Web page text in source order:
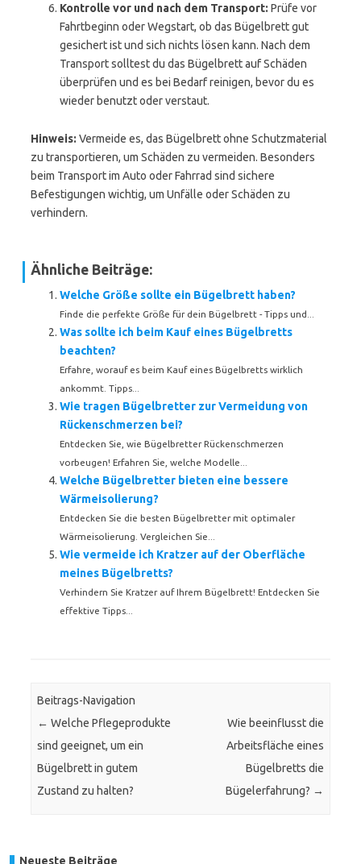
Kontrolle vor und nach dem Transport: Prüfe vor
Fahrtbeginn oder Wegstart, ob das Bügelbrett gut
gesichert ist und sich nichts lösen kann. Nach dem
Transport solltest du das Bügelbrett auf Schäden
überprüfen und es bei Bedarf reinigen, bevor du es
wieder benutzt oder verstaut.
Hinweis: Vermeide es, das Bügelbrett ohne Schutzmaterial
zu transportieren, um Schäden zu vermeiden. Besonders
beim Transport im Auto oder Fahrrad sind sichere
Befestigungen wichtig, um Unfälle oder Schäden zu
verhindern.
Ähnliche Beiträge:
Welche Größe sollte ein Bügelbrett haben?
Finde die perfekte Größe für dein Bügelbrett - Tipps und...
Was sollte ich beim Kauf eines Bügelbretts
beachten?
Erfahre, worauf es beim Kauf eines Bügelbretts wirklich
ankommt. Tipps...
Wie tragen Bügelbretter zur Vermeidung von
Rückenschmerzen bei?
Entdecken Sie, wie Bügelbretter Rückenschmerzen
vorbeugen! Erfahren Sie, welche Modelle...
Welche Bügelbretter bieten eine bessere
Wärmeisolierung?
Entdecken Sie die besten Bügelbretter mit optimaler
Wärmeisolierung. Vergleichen Sie...
Wie vermeide ich Kratzer auf der Oberfläche
meines Bügelbretts?
Verhindern Sie Kratzer auf Ihrem Bügelbrett! Entdecken Sie
effektive Tipps...
Beitrags-Navigation
← Welche Pflegeprodukte
sind geeignet, um ein
Bügelbrett in gutem
Zustand zu halten?
Wie beeinflusst die
Arbeitsfläche eines
Bügelbretts die
Bügelerfahrung? →
Neueste Beiträge